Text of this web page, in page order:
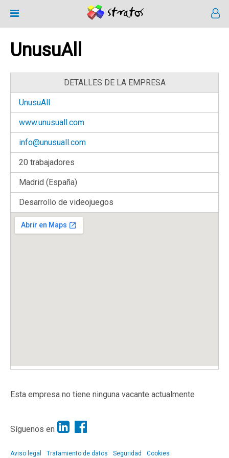
UnusuAll
DETALLES DE LA EMPRESA
UnusuAll
www.unusuall.com
info@unusuall.com
20 trabajadores
Madrid (España)
Desarrollo de videojuegos
Esta empresa no tiene ninguna vacante actualmente
Síguenos en
Aviso legal Tratamiento de datos Seguridad Cookies